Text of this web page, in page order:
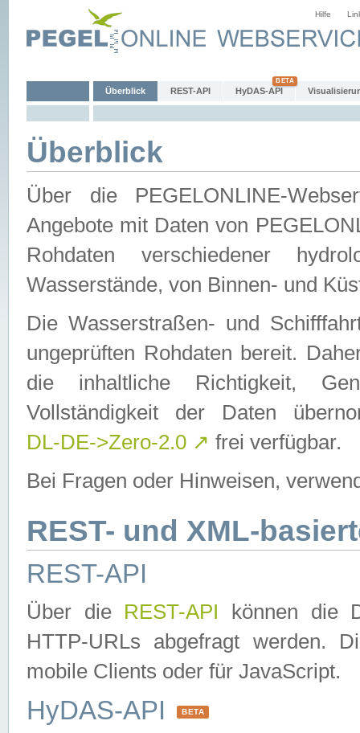
Hilfe
Überblick REST-API HyDAS-API
Überblick
Über die PEGELONLINE-
Angebote mit Daten von
Rohdaten verschiedener
Wasserstände, von Binnen- und
Die Wasserstraßen- und
ungeprüften Rohdaten bereit.
die inhaltliche Richtigkeit,
Vollständigkeit der Daten
DL-DE->Zero-2.0 ↗ frei verfügbar.
Bei Fragen oder Hinweisen,
REST- und XML-
REST-API
Über die REST-API können die
HTTP-URLs abgefragt werden.
mobile Clients oder für JavaScript.
HyDAS-API BETA